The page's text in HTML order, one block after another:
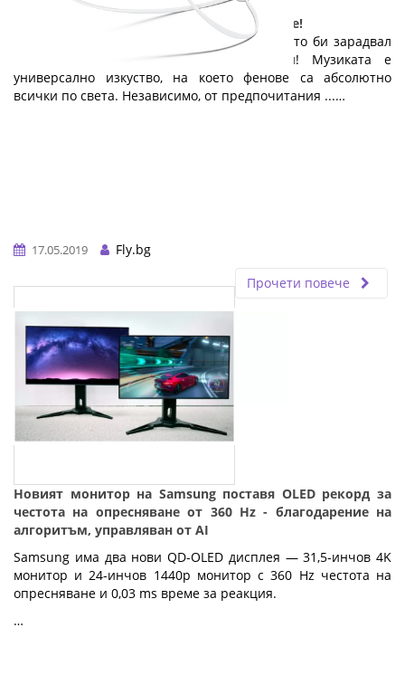
Малък дар с голяма стойност: слушалките!
Ето един чудесен и достъпен подарък, който би зарадвал
всеки абитуриент: качествени слушалки! Музиката е
универсално изкуство, на което фенове са абсолютно
всички по света. Независимо, от предпочитания ...…
17.05.2019
Fly.bg
Прочети повече
Новият монитор на Samsung поставя OLED рекорд за
честота на опресняване от 360 Hz - благодарение на
алгоритъм, управляван от AI
Samsung има два нови QD-OLED дисплея — 31,5-инчов 4K
монитор и 24-инчов 1440p монитор с 360 Hz честота на
опресняване и 0,03 ms време за реакция.
…